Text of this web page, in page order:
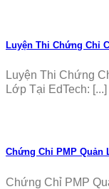
Luyện Thi Chứng Chỉ
Luyện Thi Chứng
Lớp Tại EdTech: [...]
Chứng Chỉ PMP Quản
Chứng Chỉ PMP